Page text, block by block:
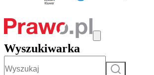
Wyszukiwarka
Szukaj